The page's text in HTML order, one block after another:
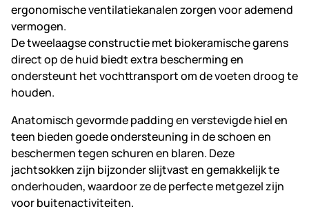
ergonomische ventilatiekanalen zorgen voor ademend
vermogen.
De tweelaagse constructie met biokeramische garens
direct op de huid biedt extra bescherming en
ondersteunt het vochttransport om de voeten droog te
houden.
Anatomisch gevormde padding en verstevigde hiel en
teen bieden goede ondersteuning in de schoen en
beschermen tegen schuren en blaren. Deze
jachtsokken zijn bijzonder slijtvast en gemakkelijk te
onderhouden, waardoor ze de perfecte metgezel zijn
voor buitenactiviteiten.